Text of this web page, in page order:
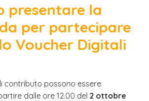
presentare la
per partecipare
Voucher Digitali
contributo possono essere
dalle ore 12.00 del 2 ottobre